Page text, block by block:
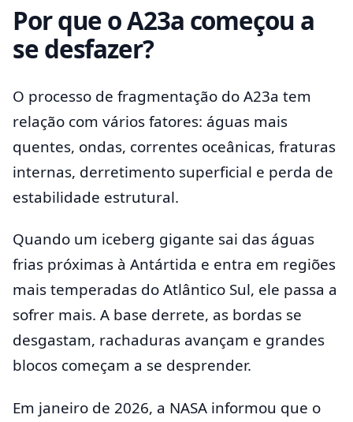
Por que o A23a começou a
se desfazer?
O processo de fragmentação do A23a tem
relação com vários fatores: águas mais
quentes, ondas, correntes oceânicas, fraturas
internas, derretimento superficial e perda de
estabilidade estrutural.
Quando um iceberg gigante sai das águas
frias próximas à Antártida e entra em regiões
mais temperadas do Atlântico Sul, ele passa a
sofrer mais. A base derrete, as bordas se
desgastam, rachaduras avançam e grandes
blocos começam a se desprender.
Em janeiro de 2026, a NASA informou que o